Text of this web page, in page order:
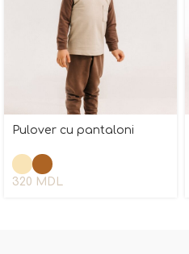
Pulover cu pantaloni
320 MDL